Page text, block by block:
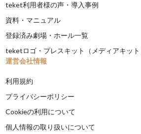
teket利用者様の声・導入事例
資料・マニュアル
登録済み劇場・ホール一覧
teketロゴ・プレスキット（メディアキット
運営会社情報
利用規約
プライバシーポリシー
Cookieの利用について
個人情報の取り扱いについて